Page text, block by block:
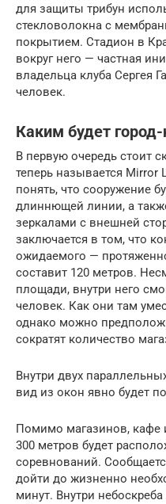
для защиты трибун
стекловолокна с
покрытием. Стадион в
вокруг него — частная
владельца клуба Сергея
человек.
Каким будет
В первую очередь стоит
теперь называется Mirror
понять, что сооружение
длиннющей линии, а
зеркалами с внешней
заключается в том, что
ожидаемого —
составит 120 метров.
площади, внутри него
человек. Как они там
однако можно
сократят количество
Внутри двух
вид из окон явно будет
Помимо магазинов, кафе
300 метров будет
соревнований.
дойти до жизненно
минут. Внутри